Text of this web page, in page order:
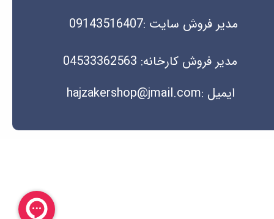
مدیر فروش کارخانه: 04533362563
مدیر فروش سایت :09143516407
ایمیل :hajzakershop@jmail.com